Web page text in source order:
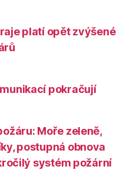
platí opět zvýšené
pokračují
Moře zeleně,
postupná obnova
systém požární